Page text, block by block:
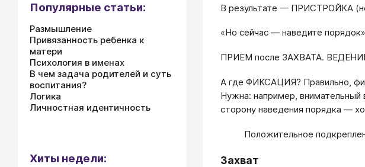
В результате — ПРИСТРОЙКА
«Но сейчас — наведите
ПРИЕМ после ЗАХВАТА.
А где ФИКСАЦИЯ? Правильно,
Нужна: например,
сторону наведения порядка —
Положительное
Захват
Популярные статьи:
Размышление
Привязанность ребенка к
матери
Психология в именах
В чем задача родителей и суть
воспитания?
Логика
Личностная идентичность
Хиты недели: